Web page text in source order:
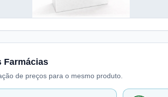
Farmácias
de preços para o mesmo produto.